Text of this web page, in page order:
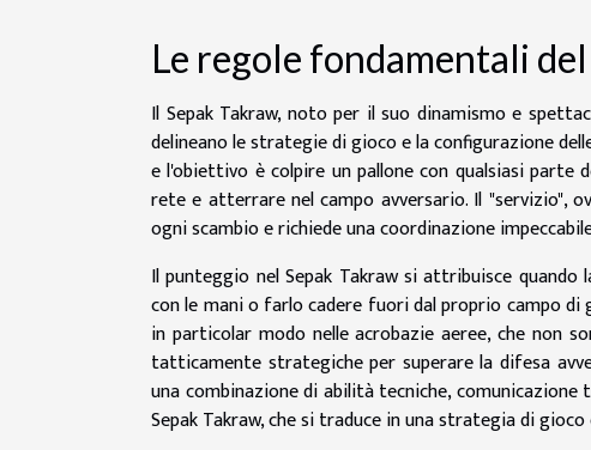
Le regole fondamentali
Il Sepak Takraw, noto per il suo dinamismo e
delineano le strategie di gioco e la configurazione
e l'obiettivo è colpire un pallone con qualsiasi parte
rete e atterrare nel campo avversario. Il "servizio",
ogni scambio e richiede una coordinazione
Il punteggio nel Sepak Takraw si attribuisce
con le mani o farlo cadere fuori dal proprio campo
in particolar modo nelle acrobazie aeree, che non
tatticamente strategiche per superare la difesa
una combinazione di abilità tecniche,
Sepak Takraw, che si traduce in una strategia di gioco